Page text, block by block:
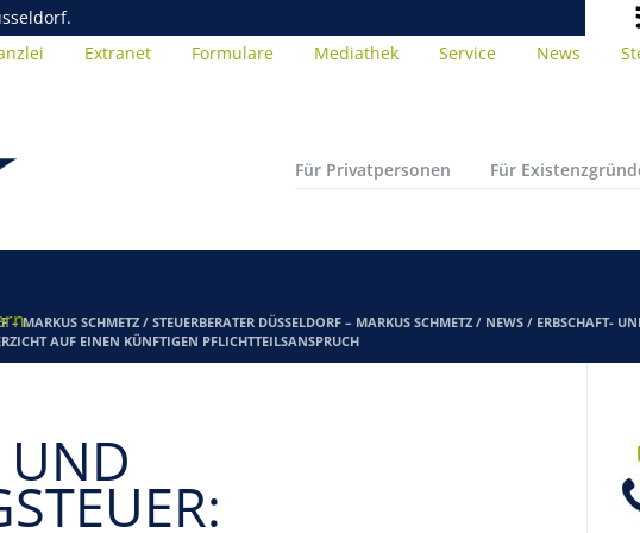
Extranet Formulare Mediathek Service News
Für Privatpersonen Für
– MARKUS SCHMETZ / STEUERBERATER DÜSSELDORF – MARKUS SCHMETZ / NEWS / ERBSCHAFT-
AUF EINEN KÜNFTIGEN PFLICHTTEILSANSPRUCH
UND